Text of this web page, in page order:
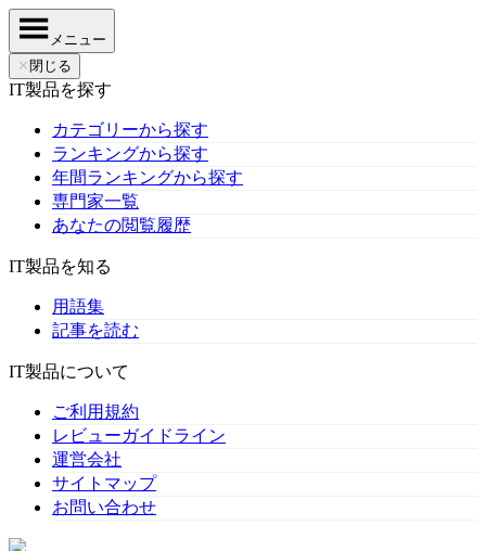
メニュー
✕ 閉じる
IT製品を探す
カテゴリーから探す
ランキングから探す
年間ランキングから探す
専門家一覧
あなたの閲覧履歴
IT製品を知る
用語集
記事を読む
IT製品について
ご利用規約
レビューガイドライン
運営会社
サイトマップ
お問い合わせ